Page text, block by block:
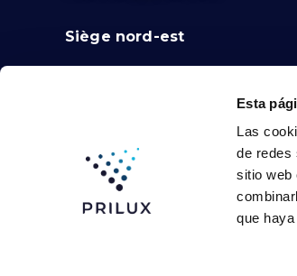
Esta
Las
de redes
sitio web
que
Siège nord-est
08791. Sant Llorenç d’Hortons.
Tél. : (+34) 93 719 23 29
marketing@prilux.es